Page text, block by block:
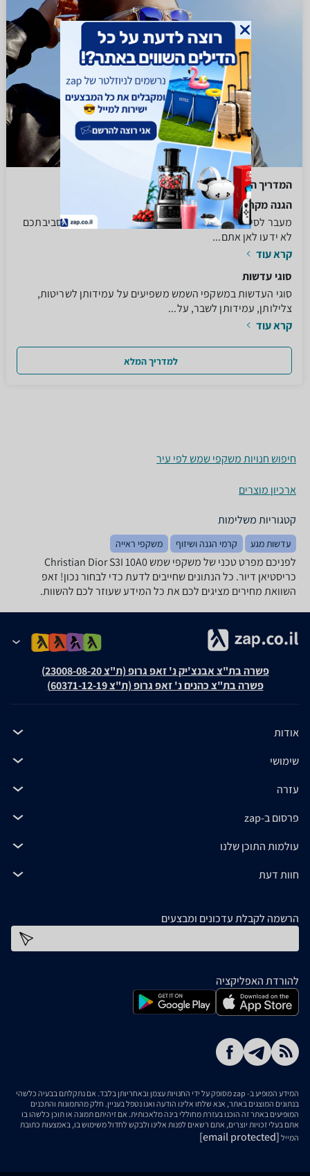
המדריך המלא לקניית משקפי שמש
הגנה מקרינה
מעבר לסיבות הרות גורל כגון אופנה, או הרצון שאנשים בסביבתכם
לא ידעו לאן אתם...
קרא עוד
סוגי עדשות
סוגי העדשות במשקפי השמש משפיעים על עמידותן לשריטות,
צלילותן, עמידותן לשבר, על...
קרא עוד
למדריך המלא
חיפוש חנויות משקפי שמש לפי עיר
ארכיון מוצרים
קטגוריות משלימות
עדשות מגע קרמי הגנה ושיזוף משקפי ראייה
לפניכם מפרט טכני של משקפי שמש Christian Dior S3I 10A0
כריסטיאן דיור. כל הנתונים שחייבים לדעת כדי לבחור נכון! זאפ
השוואת מחירים מציגים לכם את כל המידע שעוזר לכם להשוות.
פשרה בת"צ אבנצ'יק נ' זאפ גרופ (ת"צ 23008-08-20)
פשרה בת"צ כהנים נ' זאפ גרופ (ת"צ 60371-12-19)
אודות
שימושי
עזרה
פרסום ב-zap
עולמות התוכן שלנו
חוות דעת
הרשמה לקבלת עדכונים ומבצעים
להורדת האפליקציה
המידע המופיע ב- zap מסופק על ידי החנויות עצמן ובאחריותן בלבד. אם נתקלתם בבעיה כלשהי
בנתונים המוצגים באתר, אנא שלחו אלינו הודעה ואנו נטפל בעניין. חלק מהתמונות והתכנים
המופיעים באתר זה הוכנו בעזרת מחוללי בינה מלאכותית. אם זיהיתם תמונה או תוכן כלשהו בו
אתם בעלי זכויות יוצרים, אתם רשאים לפנות אלינו ולבקש לחדול משימוש בו, באמצעות כתובת
המייל [email protected]